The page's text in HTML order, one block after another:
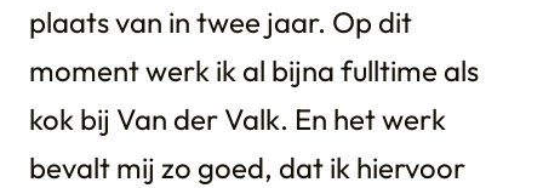
plaats van in twee jaar. Op dit
moment werk ik al bijna fulltime als
kok bij Van der Valk. En het werk
bevalt mij zo goed, dat ik hiervoor